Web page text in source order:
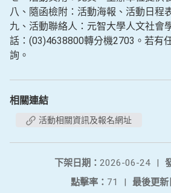
八、隨函檢附：活動海報、活動日程
九、活動聯絡人：元智大學人文社會
話：(03)4638800轉分機2703。若有
詢。
相關連結
活動相關資訊及報名網址
下架日期： 2026-06-24
|
最後更新
點擊率： 71 |